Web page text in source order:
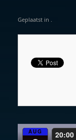
Geplaatst in .
AUG 20:00